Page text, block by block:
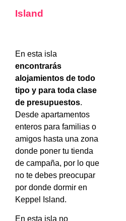
Island
En esta isla
encontrarás
alojamientos de todo
tipo y para toda clase
de presupuestos.
Desde apartamentos
enteros para familias o
amigos hasta una zona
donde poner tu tienda
de campaña, por lo que
no te debes preocupar
por donde dormir en
Keppel Island.
En esta isla no